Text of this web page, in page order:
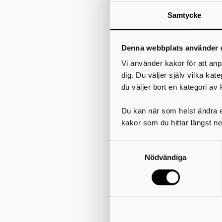
Samtycke
Denna webbplats använder
Vi använder kakor för att
dig. Du väljer själv vilka
du väljer bort en kategori av
Du kan när som helst ändra
kakor som du hittar längst
Nödvändiga